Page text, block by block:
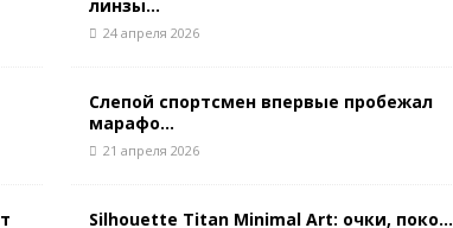
линзы...
24 апреля 2026
Слепой спортсмен впервые пробежал
марафо...
21 апреля 2026
Silhouette Titan Minimal Art: очки, поко...